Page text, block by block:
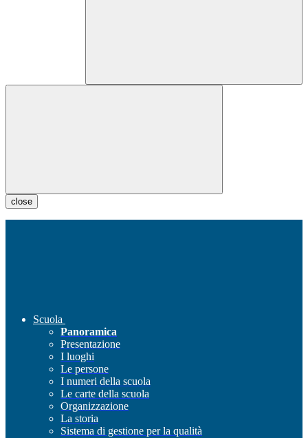
close
Scuola
Panoramica
Presentazione
I luoghi
Le persone
I numeri della scuola
Le carte della scuola
Organizzazione
La storia
Sistema di gestione per la qualità